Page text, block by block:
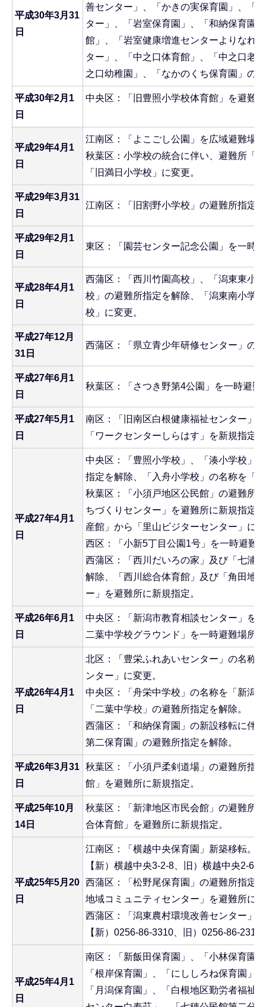
平成30年3月31
日
善センター」、「かきの実保育園」、「
ター」、「岩室保育園」、「和納保育園
館」、「岩室健康増進センターよりなれ
ター」、「中之口体育館」、「中之口老
之口幼稚園」、「なかのくち保育園」の
平成30年2月1
日
中央区：「旧豊照小学校体育館」を避難
平成29年4月1
日
江南区：「よこごし公園」を広域避難場
秋葉区：小学校の統合に伴い、避難所「
「旧満日小学校」に変更。
平成29年3月31
日
江南区：「旧割野小学校」の避難所指定
平成29年2月1
日
東区：「園芸センター記念公園」を一時
平成28年4月1
日
西蒲区：「西川竹園高校」、「潟東東小
校」の避難所指定を解除、「潟東南小学
校」に変更。
平成27年12月
31日
西蒲区：「県立青少年研修センター」の
平成27年6月1
日
秋葉区：「さつき野第4公園」を一時避難
平成27年5月1
日
南区：「旧南区白根健康福祉センター」
「ワークセンターしらはす」を新規指定。
平成27年4月1
日
中央区：「豊照小学校」、「湊小学校」
指定を解除、「入舟小学校」の名称を「
秋葉区：「小須戸地区公民館」の避難所
ちづくりセンター」を避難所に新規指定
産館」から「里山ビジターセンター」に
西区：「小新5丁目公園1号」を一時避難
西蒲区：「西川だいろの家」及び「七浦
解除、「西川総合体育館」及び「角田地
ー」を避難所に新規指定。
平成26年6月1
日
中央区：「新潟市教育相談センター」を
二葉中学校グラウンド」を一時避難場所
平成26年4月1
日
北区：「豊栄ふれあいセンター」の名称
ンター」に変更。
中央区：「舟栄中学校」の名称を「新潟
「二葉中学校」の避難所指定を解除。
西蒲区：「和納保育園」の新設移転に伴
第二保育園」の避難所指定を解除。
平成26年3月31
日
秋葉区：「小須戸柔剣道場」の避難所指
館」を避難所に新規指定。
平成25年10月
14日
秋葉区：「新津地区市民会館」の避難所
合体育館」を避難所に新規指定。
平成25年5月20
日
江南区：「横越中央保育園」新築移転。
【新）横越中央3-2-8、旧）横越中央2-6-
西蒲区：「松野尾保育園」の避難所指定
地域コミュニティセンター」を避難所に
西蒲区：「潟東農村環境改善センター」
【新）0256-86-3310、旧）0256-86-2311
平成25年4月1
日
南区：「新飯田保育園」、「小林保育園
「根岸保育園」、「にししろね保育園」
「月潟保育園」、「白根地区勤労者福祉